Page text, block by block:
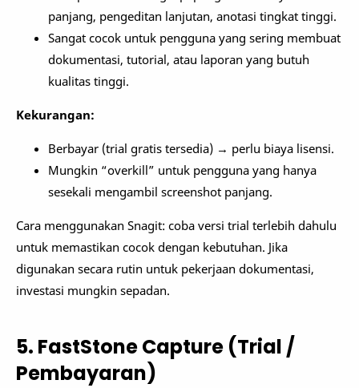
panjang, pengeditan lanjutan, anotasi tingkat tinggi.
Sangat cocok untuk pengguna yang sering membuat
dokumentasi, tutorial, atau laporan yang butuh
kualitas tinggi.
Kekurangan:
Berbayar (trial gratis tersedia) → perlu biaya lisensi.
Mungkin “overkill” untuk pengguna yang hanya
sesekali mengambil screenshot panjang.
Cara menggunakan Snagit: coba versi trial terlebih dahulu
untuk memastikan cocok dengan kebutuhan. Jika
digunakan secara rutin untuk pekerjaan dokumentasi,
investasi mungkin sepadan.
5. FastStone Capture (Trial /
Pembayaran)